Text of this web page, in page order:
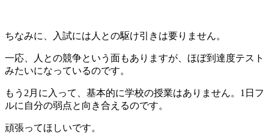
ちなみに、入試には人との駆け引きは要りません。
一応、人との競争という面もありますが、ほぼ到達度テスト
みたいになっているのです。
もう2月に入って、基本的に学校の授業はありません。1日フ
ルに自分の弱点と向き合えるのです。
頑張ってほしいです。